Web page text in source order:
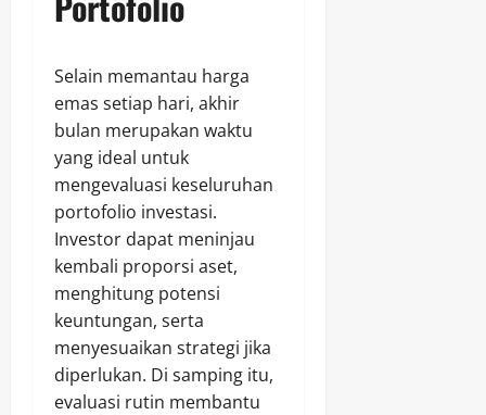
Selain memantau harga
emas setiap hari, akhir
bulan merupakan waktu
yang ideal untuk
mengevaluasi keseluruhan
portofolio investasi.
Investor dapat meninjau
kembali proporsi aset,
menghitung potensi
keuntungan, serta
menyesuaikan strategi jika
diperlukan. Di samping itu,
evaluasi rutin membantu